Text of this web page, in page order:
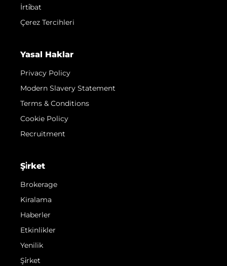
İrti̇bat
Çerez Tercihleri
Yasal Haklar
Privacy Policy
Modern Slavery Statement
Terms & Conditions
Cookie Policy
Recruitment
Şi̇rket
Brokerage
Kiralama
Haberler
Etkinlikler
Yenilik
Şi̇rket